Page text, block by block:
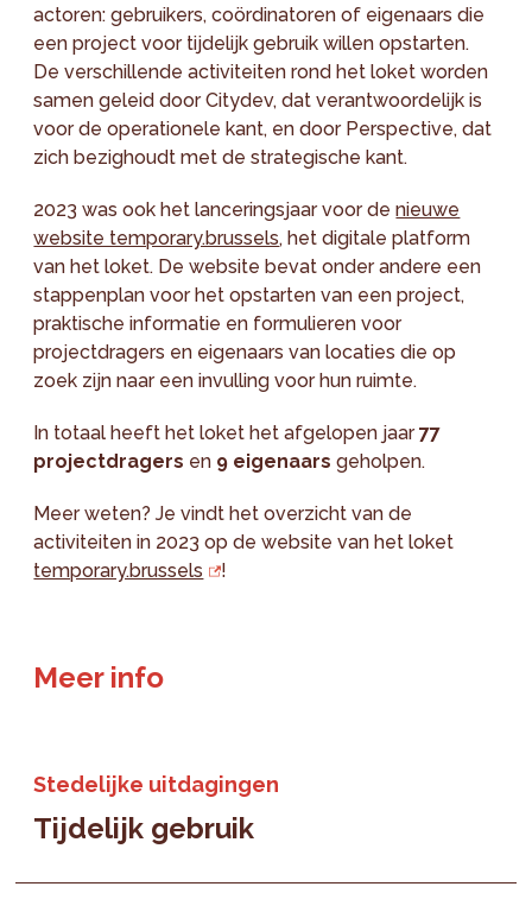
actoren: gebruikers, coördinatoren of eigenaars die
een project voor tijdelijk gebruik willen opstarten.
De verschillende activiteiten rond het loket worden
samen geleid door Citydev, dat verantwoordelijk is
voor de operationele kant, en door Perspective, dat
zich bezighoudt met de strategische kant.
2023 was ook het lanceringsjaar voor denieuwe
website temporary.brussels, het digitale platform
van het loket. De website bevat onder andere een
stappenplan voor het opstarten van een project,
praktische informatie en formulieren voor
projectdragers en eigenaars van locaties die op
zoek zijn naar een invulling voor hun ruimte.
In totaal heeft het loket het afgelopen jaar77
projectdragers en 9 eigenaars geholpen.
Meer weten? Je vindt het overzicht van de
activiteiten in 2023 op de website van het loket
temporary.brussels
!
Meer info
Stedelijke uitdagingen
Tijdelijk gebruik